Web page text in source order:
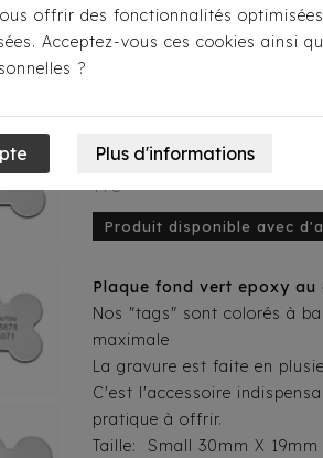
ID Tag Os Bone Vert / Chrome
Bone Vert /
11,50 €
TTC
Produit disponible avec
Plaque fond vert epoxy
Nos "tags" sont colorés à
maximale
La gravure est faite en
C'est l'accessoire
pratique à offrir.
Taille: Small 30mm X
offrir des fonctionnalités
Acceptez-vous ces cookies ainsi
?